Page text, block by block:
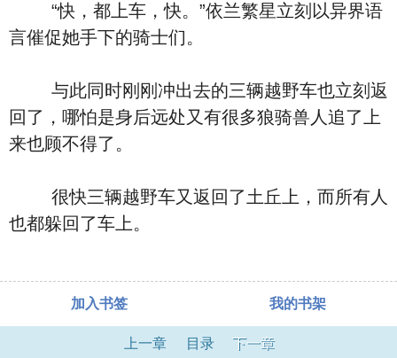
“快，都上车，快。”依兰繁星立刻以异界语
言催促她手下的骑士们。
与此同时刚刚冲出去的三辆越野车也立刻返
回了，哪怕是身后远处又有很多狼骑兽人追了上
来也顾不得了。
很快三辆越野车又返回了土丘上，而所有人
也都躲回了车上。
加入书签 我的书架
上一章 目录 下一章